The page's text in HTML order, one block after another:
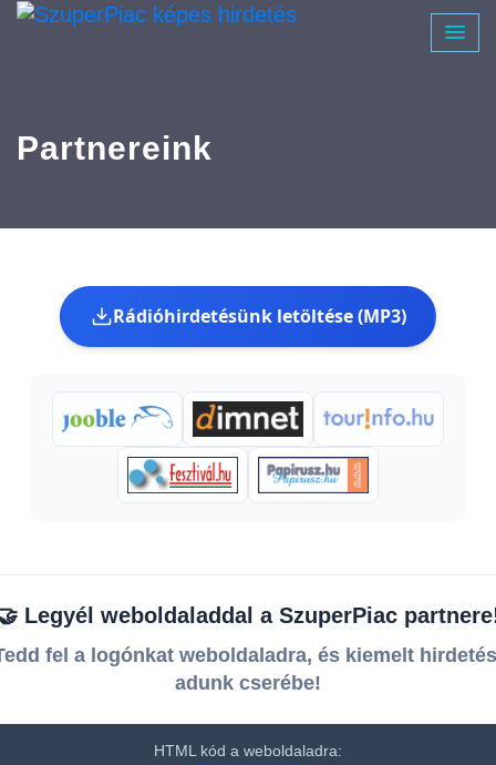
Partnereink
Rádióhirdetésünk letöltése (MP3)
Legyél weboldaladdal a SzuperPiac
fel a logónkat weboldaladra, és kiemelt
adunk cserébe!
HTML kód a weboldaladra: